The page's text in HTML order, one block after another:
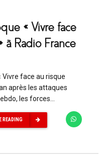
« Vivre face
à Radio France
Vivre face au risque
après les attaques
les forces...
READING